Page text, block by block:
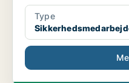
Type